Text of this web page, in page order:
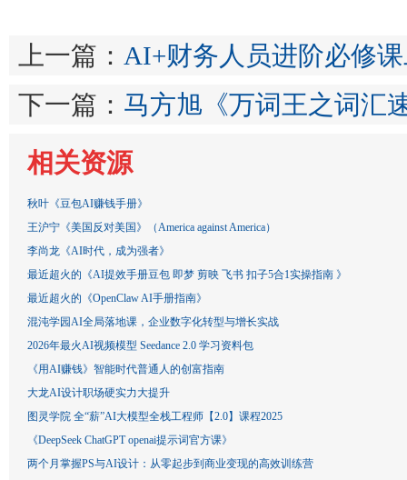
上一篇： AI+财务人员进阶必修
下一篇： 马方旭《万词王之词汇
相关资源
秋叶《豆包AI赚钱手册》
王沪宁《美国反对美国》（America against America）
李尚龙《AI时代，成为强者》
最近超火的《AI提效手册豆包 即梦 剪映 飞书 扣子5合1实操指南 》
最近超火的《OpenClaw AI手册指南》
混沌学园AI全局落地课，企业数字化转型与增长实战
2026年最火AI视频模型 Seedance 2.0 学习资料包
《用AI赚钱》智能时代普通人的创富指南
大龙AI设计职场硬实力大提升
图灵学院 全“薪”AI大模型全栈工程师【2.0】课程2025
《DeepSeek ChatGPT openai提示词官方课》
两个月掌握PS与AI设计：从零起步到商业变现的高效训练营